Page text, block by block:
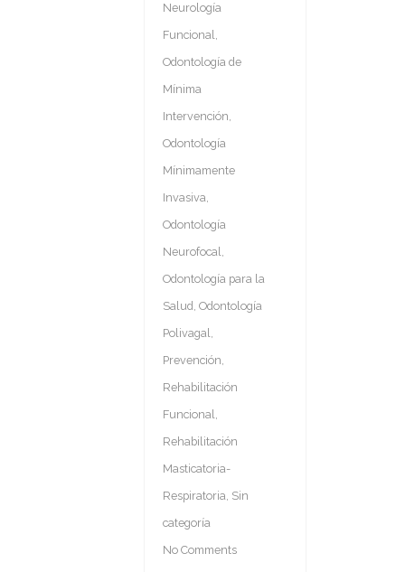
Neurología
Funcional,
Odontología de
Mínima
Intervención,
Odontología
Mínimamente
Invasiva,
Odontología
Neurofocal,
Odontología para la
Salud, Odontología
Polivagal,
Prevención,
Rehabilitación
Funcional,
Rehabilitación
Masticatoria-
Respiratoria, Sin
categoría
No Comments